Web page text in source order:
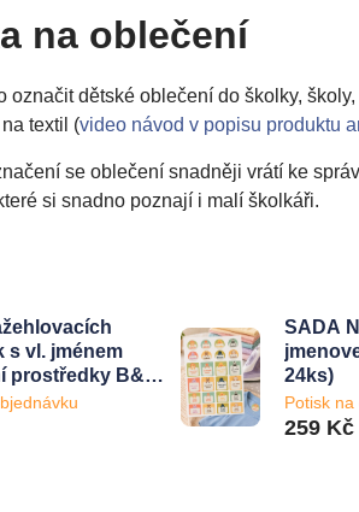
na oblečení
dětské oblečení do školky,
textil (video návod v popisu produktu
se oblečení snadněji vrátí ke
si snadno poznají i malí školkáři.
s vl. jménem
prostředky B&W
SADA
24ks)
Potisk
259 Kč